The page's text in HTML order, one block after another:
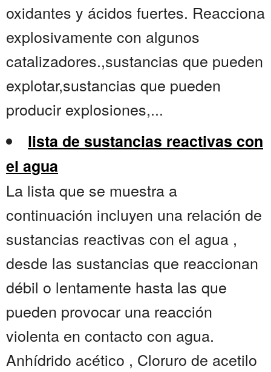
oxidantes y ácidos fuertes. Reacciona
explosivamente con algunos
catalizadores.,sustancias que pueden
explotar,sustancias que pueden
producir explosiones,...
lista de sustancias reactivas con
el agua
La lista que se muestra a
continuación incluyen una relación de
sustancias reactivas con el agua ,
desde las sustancias que reaccionan
débil o lentamente hasta las que
pueden provocar una reacción
violenta en contacto con agua.
Anhídrido acético , Cloruro de acetilo